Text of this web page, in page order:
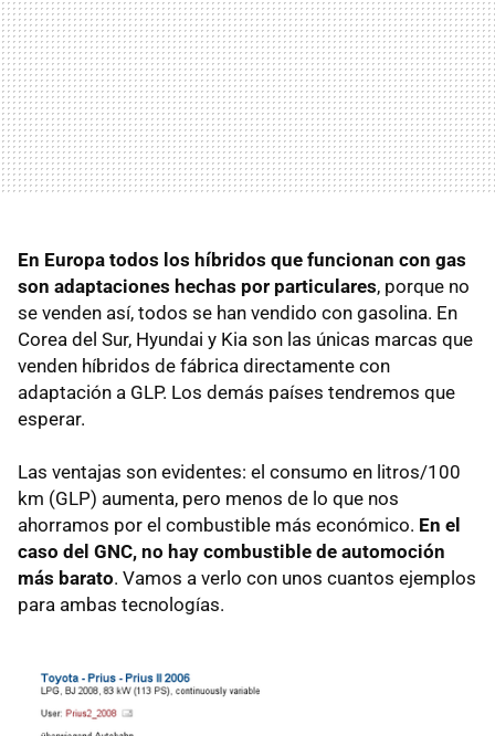
En Europa todos los híbridos que funcionan con gas
son adaptaciones hechas por particulares, porque no
se venden así, todos se han vendido con gasolina. En
Corea del Sur, Hyundai y Kia son las únicas marcas que
venden híbridos de fábrica directamente con
adaptación a GLP. Los demás países tendremos que
esperar.
Las ventajas son evidentes: el consumo en litros/100
km (GLP) aumenta, pero menos de lo que nos
ahorramos por el combustible más económico. En el
caso del GNC, no hay combustible de automoción
más barato. Vamos a verlo con unos cuantos ejemplos
para ambas tecnologías.